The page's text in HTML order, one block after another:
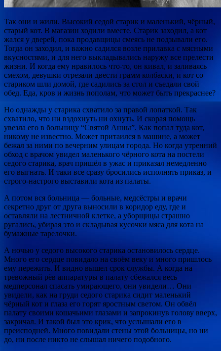
Так они и жили. Высокий седой старик и маленький, чёрный,
старый кот. В магазин ходили вместе. Старик заходил, а кот
жался у дверей, пока продавщицы смеясь не подзывали его.
Тогда он заходил, и важно садился возле прилавка с мясными
вкусностями, и для него выкладывались наружу все прелести
жизни. И когда ему нравилось что-то, он кивал, и заливаясь
смехом, девушки отрезали двести грамм колбаски, и кот со
стариком шли домой, где садились за стол и съедали свой
обед. Еда, кров и жизнь пополам, что может быть прекраснее?
Но однажды у старика схватило за правой лопаткой. Так
схватило, что ни вздохнуть ни охнуть. И скорая помощь
увезла его в больницу “Святой Анны”. Как попал туда кот,
никому не известно. Может притаился в машине, а может
бежал за ними по вечерним улицам города. Но когда утренний
обход с врачом увидел маленького чёрного кота на постели
седого старика, врач пришёл в ужас и приказал немедленно
его выгнать. И таки все сразу бросились исполнять приказ, и
строго-настрого выставили кота из палаты.
А потом вся больница — больные, медсёстры и врачи
секретно друг от друга выносили в коридор еду, где и
оставляли на лестничной клетке, а уборщицы страшно
ругались, убирая это и складывая кусочки мяса для кота на
бумажные тарелочки.
А ночью у седого высокого старика остановилось сердце.
Много его сердце повидало на своём веку и много пришлось
ему пережить. И видно вышел срок службы. А когда на
тревожный рёв аппаратуры в палату сбежался весь
медперсонал спасать умирающего, они увидели… Они
увидели, как на груди седого старика сидит маленький
чёрный кот и глаза его горят яростным светом. Он обвёл
палату своими кошачьими глазами и запрокинув голову вверх,
закричал. И такой был это крик, что услышали его в
преисподней. Много повидали стены этой больницы, но ни
до, ни после никто не слышал ничего подобного.